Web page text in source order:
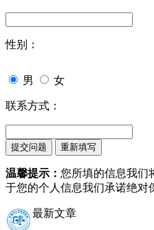
性别：
男 女
联系方式：
温馨提示： 您所填的信息我们
于您的个人信息我们承诺绝对
最新文章